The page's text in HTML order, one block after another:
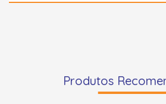
Produtos